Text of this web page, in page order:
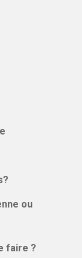
ou
faire ?